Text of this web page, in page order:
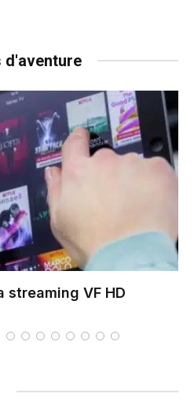
d'aventure
streaming VF HD